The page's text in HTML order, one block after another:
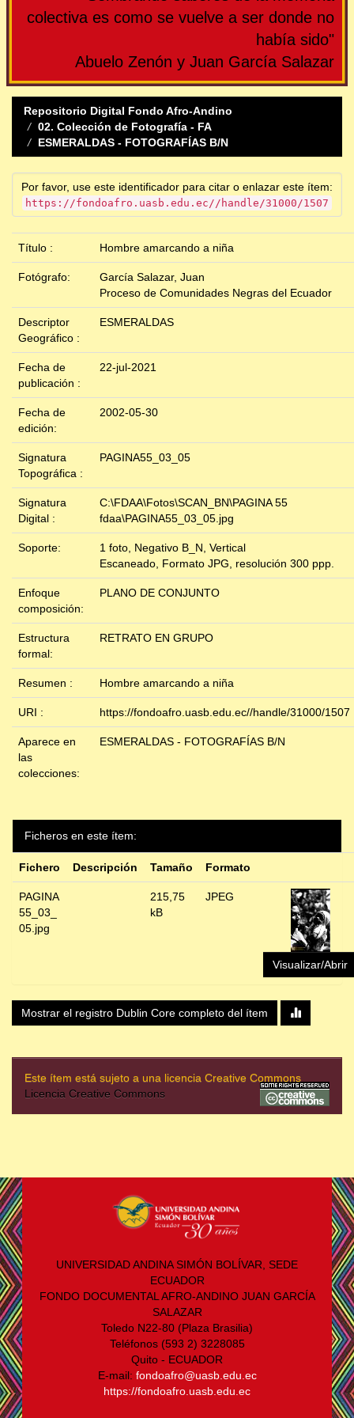
colectiva es como se vuelve a ser donde no
había sido"
Abuelo Zenón y Juan García Salazar
Repositorio Digital Fondo Afro-Andino
02. Colección de Fotografía - FA
ESMERALDAS - FOTOGRAFÍAS B/N
Por favor, use este identificador para citar o enlazar este ítem:
https://fondoafro.uasb.edu.ec//handle/31000/1507
Título : Hombre amarcando a niña
Fotógrafo:
García Salazar, Juan
Proceso de Comunidades Negras del Ecuador
Descriptor
Geográfico :
ESMERALDAS
Fecha de
publicación :
22-jul-2021
Fecha de
edición:
2002-05-30
Signatura
Topográfica :
PAGINA55_03_05
Signatura
Digital :
C:\FDAA\Fotos\SCAN_BN\PAGINA 55
fdaa\PAGINA55_03_05.jpg
Soporte:
1 foto, Negativo B_N, Vertical
Escaneado, Formato JPG, resolución 300 ppp.
Enfoque
composición:
PLANO DE CONJUNTO
Estructura
formal:
RETRATO EN GRUPO
Resumen : Hombre amarcando a niña
URI : https://fondoafro.uasb.edu.ec//handle/31000/1507
Aparece en
las
colecciones:
ESMERALDAS - FOTOGRAFÍAS B/N
Ficheros en este ítem:
Fichero Descripción Tamaño Formato
PAGINA
55_03_
05.jpg
215,75
kB
JPEG
Visualizar/Abrir
Mostrar el registro Dublin Core completo del ítem
Este ítem está sujeto a una licencia Creative Commons
Licencia Creative Commons
UNIVERSIDAD ANDINA SIMÓN BOLÍVAR, SEDE
ECUADOR
FONDO DOCUMENTAL AFRO-ANDINO JUAN GARCÍA
SALAZAR
Toledo N22-80 (Plaza Brasilia)
Teléfonos (593 2) 3228085
Quito - ECUADOR
E-mail: fondoafro@uasb.edu.ec
https://fondoafro.uasb.edu.ec